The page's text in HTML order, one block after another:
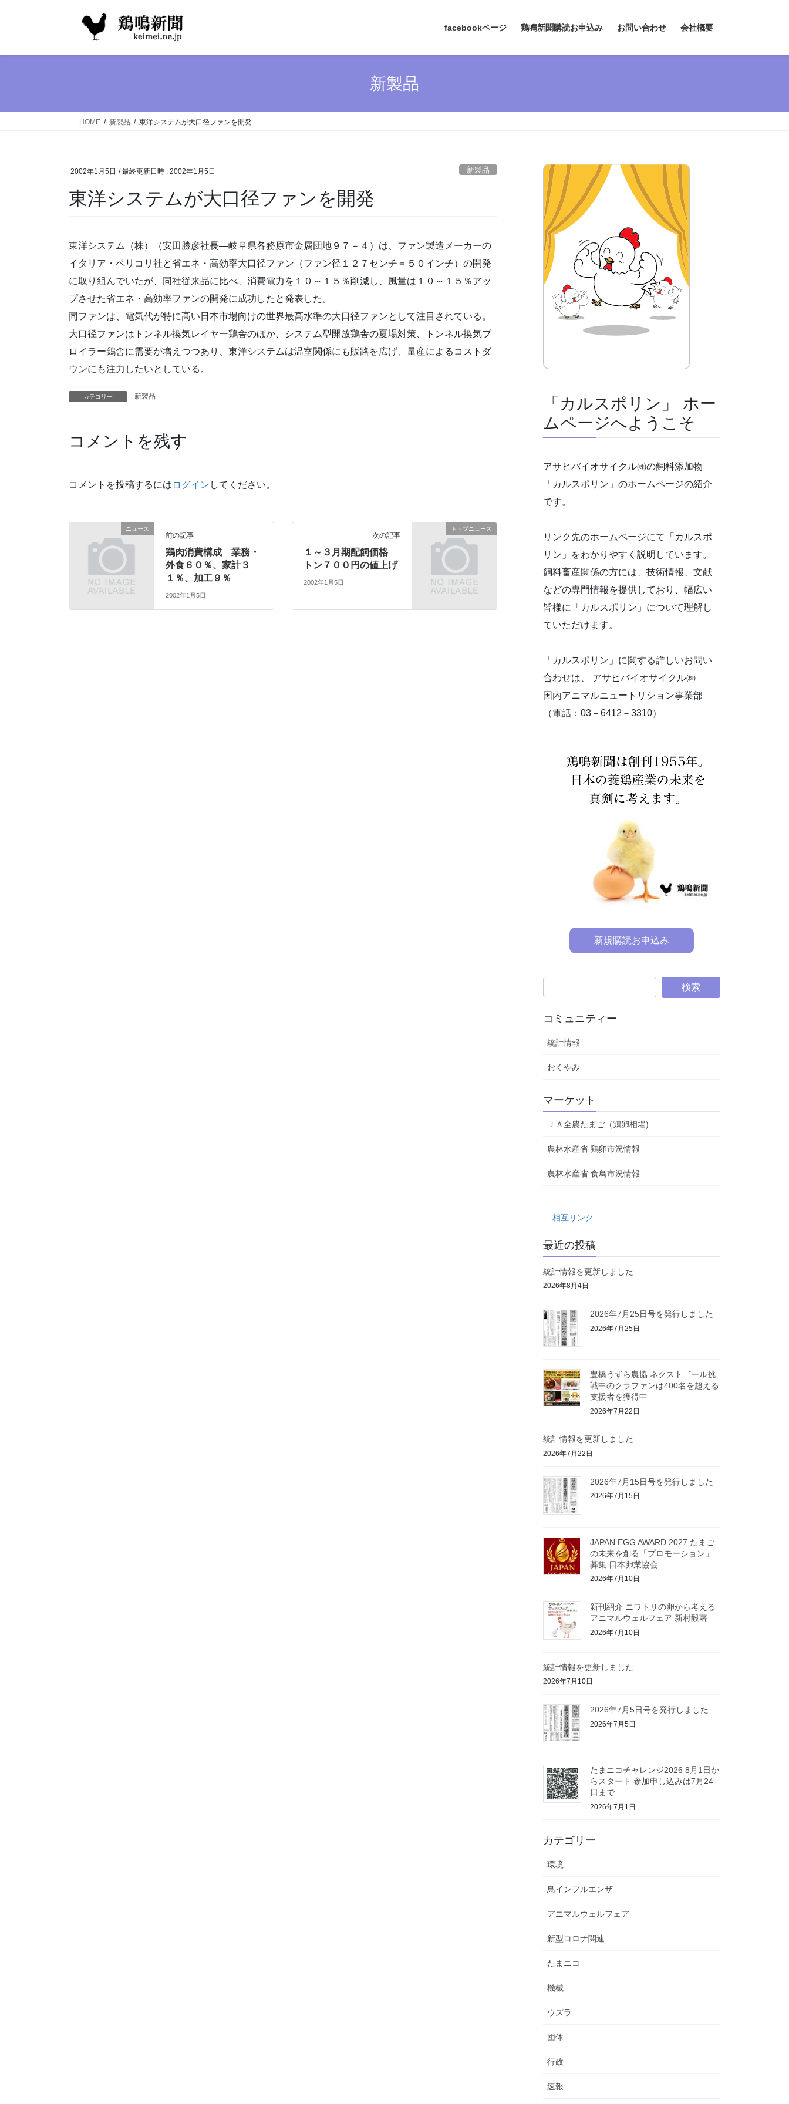
facebookページ 鶏鳴新聞購読お申込み お問い合わせ 会社概要
新製品
HOME 新製品 東洋システムが大口径ファンを開発
2002年1月5日 / 最終更新日時 : 2002年1月5日 新製品
東洋システムが大口径ファンを開発
東洋システム（株）（安田勝彦社長―岐阜県各務原市金属団地９７－４）は、ファン製造メーカーの
イタリア・ペリコリ社と省エネ・高効率大口径ファン（ファン径１２７センチ＝５０インチ）の開発
に取り組んでいたが、同社従来品に比べ、消費電力を１０～１５％削減し、風量は１０～１５％アッ
プさせた省エネ・高効率ファンの開発に成功したと発表した。
同ファンは、電気代が特に高い日本市場向けの世界最高水準の大口径ファンとして注目されている。
大口径ファンはトンネル換気レイヤー鶏舎のほか、システム型開放鶏舎の夏場対策、トンネル換気ブ
ロイラー鶏舎に需要が増えつつあり、東洋システムは温室関係にも販路を広げ、量産によるコストダ
ウンにも注力したいとしている。
カテゴリー 新製品
コメントを残す
コメントを投稿するには ログイン してください。
ニュース
前の記事
鶏肉消費構成 業務・
外食６０％、家計３
１％、加工９％
2002年1月5日
トップニュース
次の記事
１～３月期配飼価格
トン７００円の値上げ
2002年1月5日
「カルスポリン」 ホー
ムページへようこそ
アサヒバイオサイクル㈱の飼料添加物
「カルスポリン」のホームページの紹介
です。
リンク先のホームページにて「カルスポ
リン」をわかりやすく説明しています。
飼料畜産関係の方には、技術情報、文献
などの専門情報を提供しており、幅広い
皆様に「カルスポリン」について理解し
ていただけます。
「カルスポリン」に関する詳しいお問い
合わせは、 アサヒバイオサイクル㈱
国内アニマルニュートリション事業部
（電話：03－6412－3310）
新規購読お申込み
コミュニティー
統計情報
おくやみ
マーケット
ＪＡ全農たまご（鶏卵相場)
農林水産省 鶏卵市況情報
農林水産省 食鳥市況情報
相互リンク
最近の投稿
統計情報を更新しました
2026年8月4日
2026年7月25日号を発行しました
2026年7月25日
豊橋うずら農協 ネクストゴール挑
戦中のクラファンは400名を超える
支援者を獲得中
2026年7月22日
統計情報を更新しました
2026年7月22日
2026年7月15日号を発行しました
2026年7月15日
JAPAN EGG AWARD 2027 たまご
の未来を創る「プロモーション」
募集 日本卵業協会
2026年7月10日
新刊紹介 ニワトリの卵から考える
アニマルウェルフェア 新村毅著
2026年7月10日
統計情報を更新しました
2026年7月10日
2026年7月5日号を発行しました
2026年7月5日
たまニコチャレンジ2026 8月1日か
らスタート 参加申し込みは7月24
日まで
2026年7月1日
カテゴリー
環境
鳥インフルエンザ
アニマルウェルフェア
新型コロナ関連
たまニコ
機械
ウズラ
団体
行政
速報